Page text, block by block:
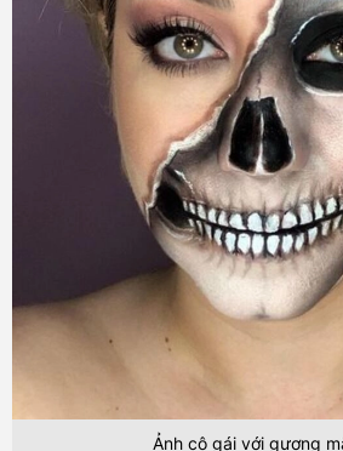
Ảnh cô gái với gương